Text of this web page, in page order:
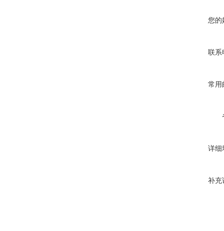
您的
联系
常用
详细
补充